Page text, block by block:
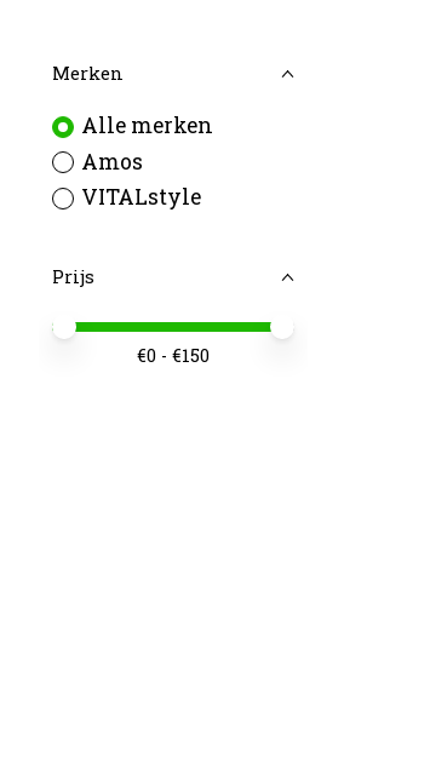
Merken
Alle merken
Amos
VITALstyle
Prijs
Minimale prijswaarde
Price maximum value
€0 - €150